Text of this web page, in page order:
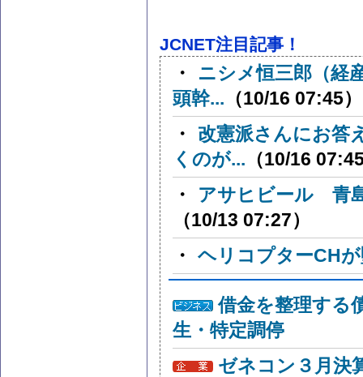
JCNET注目記事！
・
ニシメ恒三郎（経
頭幹... （10/16 07:45）
・
改憲派さんにお
くのが... （10/16
・
アサヒビール 青
（10/13 07:27）
・ ヘリコプターCH
借金を整理する
生・特定調停
ゼネコン３月決